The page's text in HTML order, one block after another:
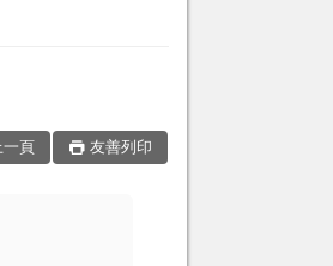
一頁 友善列印